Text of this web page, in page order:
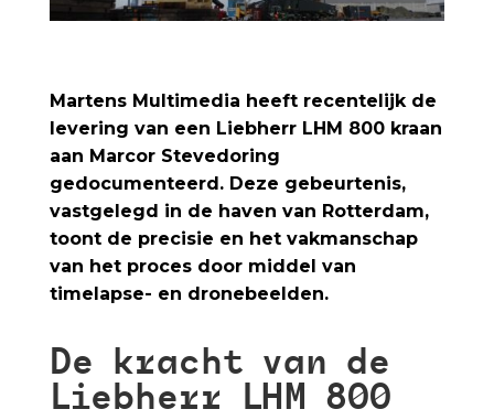
Martens Multimedia heeft recentelijk de
levering van een Liebherr LHM 800 kraan
aan Marcor Stevedoring
gedocumenteerd. Deze gebeurtenis,
vastgelegd in de haven van Rotterdam,
toont de precisie en het vakmanschap
van het proces door middel van
timelapse- en dronebeelden.
De kracht van de
Liebherr LHM 800